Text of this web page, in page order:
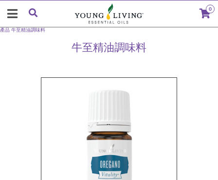
0
牛至精油調味料
產品 牛至精油調味料